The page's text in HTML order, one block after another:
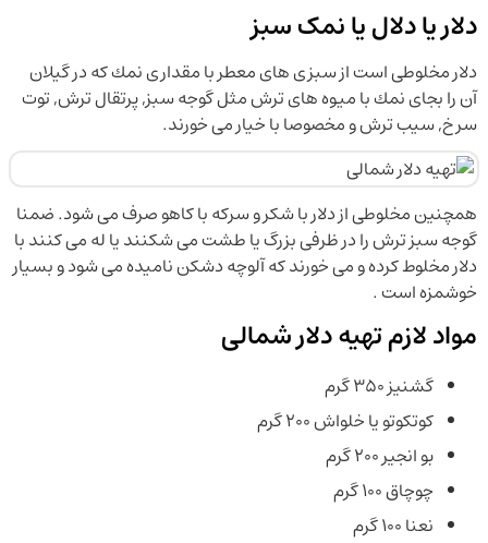
دلار یا دلال یا نمک سبز
دلار مخلوطى است از سبزى هاى معطر با مقدارى نمك كه در گیلان
آن را بجاى نمك با میوه هاى ترش مثل گوجه سبز, پرتقال ترش, توت
سرخ, سیب ترش و مخصوصا با خیار مى خورند.
همچنین مخلوطى از دلار با شكر و سركه با كاهو صرف مى شود. ضمنا
گوجه سبز ترش را در ظرفى بزرگ یا طشت مى شكنند یا له مى كنند با
دلار مخلوط كرده و مى خورند كه آلوچه دشكن نامیده می شود و بسیار
خوشمزه است .
مواد لازم تهیه دلار شمالی
گشنیز ۳۵۰ گرم
کوتکوتو یا خلواش ۲۰۰ گرم
بو انجیر ۲۰۰ گرم
چوچاق ۱۰۰ گرم
نعنا ۱۰۰ گرم